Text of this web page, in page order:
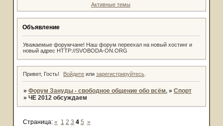
Активные темы
Объявление
Уважаемые форумчане! Наш форум переехал на новый хостинг и
новый адрес HTTP://SVOBODA-ON.ORG
Привет, Гость! Войдите илизарегистрируйтесь
» Форум Зануды - свободное общение обо всём. » Спорт
» ЧЕ 2012 обсуждаем
Страница: « 1 2 3 4 5 »